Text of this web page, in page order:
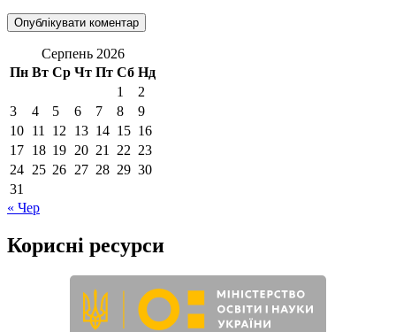
Серпень 2026
Пн Вт Ср Чт Пт Сб Нд
1
2
3
4 5 6 7 8
9
10 11 12 13 14 15 16
17 18 19 20 21 22 23
24 25 26 27 28 29 30
31
« Чер
Корисні ресурси